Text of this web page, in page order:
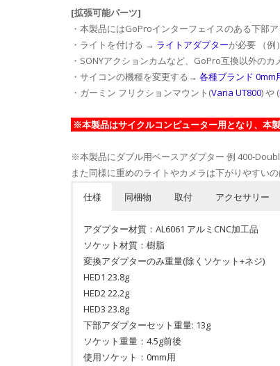
[拡張可能パーツ]
・本製品にはGoProインターフェイスのある下部
・ライトを付ける → ライトアダプターが必要 （例
・SONYアクションカムなど、GoPro互換以外の
・サイコンの機種を変更する→ 各種ブランド 0mm
・ガーミン フリクションマウント(Varia UT800) や (
※本製品はサイクルコンピューター用となり、本
※本製品にダブル用ベースアダプター 例 400-
また同様に重めのライトやカメラは下がりやすい
仕様
同梱物 取付 アクセサリー
アダプター材質：AL6061 アルミCNC加工品
ソケット材質：樹脂
変換アダプターのみ重量(除くソケット+ネジ)
HED1 23.8g
HED2 22.2g
HED3 23.8g
下部アダプターセット重量: 13g
ソケット重量：4.5g前後
使用ソケット：0mm用